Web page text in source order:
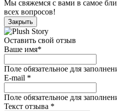
Мы свяжемся с вами в самое
всех вопросов!
Закрыть
Оставить свой отзыв
Ваше имя*
Поле обязательное для
E-mail *
Поле обязательное для
Текст отзыва *